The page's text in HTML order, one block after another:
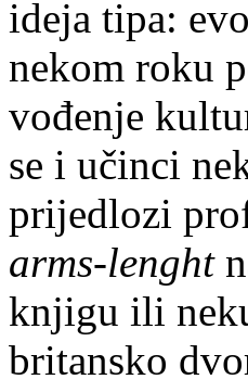
ideja tipa:
nekom roku
vođenje
se i učinci
prijedlozi
arms-lenght
knjigu ili
britansko